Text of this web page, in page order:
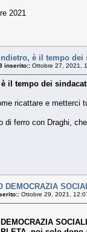
2021
è il tempo dei
inserito:: Ottobre 27, 2021,
il tempo dei
ricattare e metterci
di ferro con Draghi,
DEMOCRAZIA
Ottobre 29, 2021,